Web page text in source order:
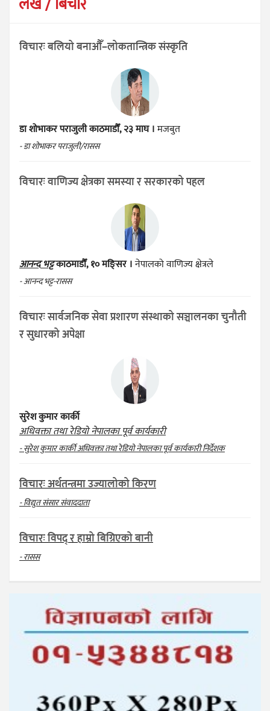
विचारः बलियो बनाऔँ–लोकतान्त्रिक संस्कृति
डा शोभाकर पराजुलीकाठमाडौँ, २३ माघ ।मजबुत
- डा शोभाकर पराजुली/रासस
विचारः वाणिज्य क्षेत्रका समस्या र सरकारको पहल
आनन्द भट्टकाठमाडौँ, १० मङ्सिर ।नेपालको वाणिज्य क्षेत्रले
- आनन्द भट्ट-रासस
विचारः सार्वजनिक सेवा प्रशारण संस्थाको सञ्चालनका चुनौती
र सुधारको अपेक्षा
सुरेश कुमार कार्की
अधिवक्ता तथा रेडियो नेपालका पूर्व कार्यकारी
- सुरेश कुमार कार्की अधिवक्ता तथा रेडियो नेपालका पूर्व कार्यकारी निर्देशक
विचारः अर्थतन्त्रमा उज्यालोको किरण
- विद्युत संसार संवाददाता
विचारः विपद् र हाम्रो बिग्रिएको बानी
- रासस